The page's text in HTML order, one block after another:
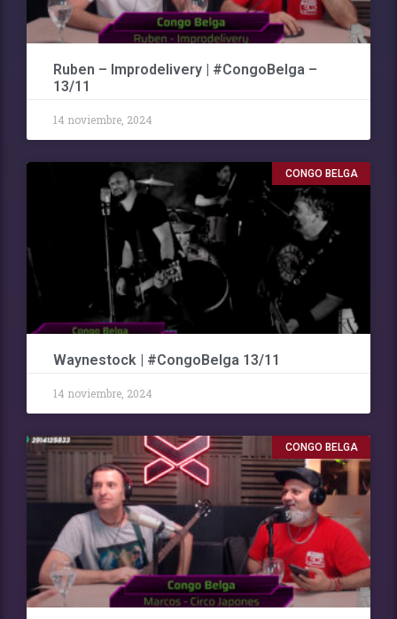
Ruben – Improdelivery | #CongoBelga –
13/11
14 noviembre, 2024
CONGO BELGA
Waynestock | #CongoBelga 13/11
14 noviembre, 2024
CONGO BELGA